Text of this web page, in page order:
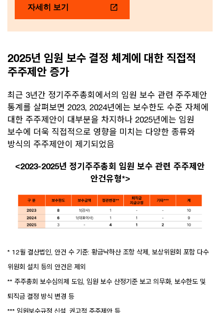
자세히 보기
2025년 임원 보수 결정 체계에 대한 직접적
주주제안 증가
최근 3년간 정기주주총회에서의 임원 보수 관련 주주제안
통계를 살펴보면 2023, 2024년에는 보수한도 수준 자체에
대한 주주제안이 대부분을 차지하나 2025년에는 임원
보수에 더욱 직접적으로 영향을 미치는 다양한 종류와
방식의 주주제안이 제기되었음
<2023-2025년 정기주주총회 임원 보수 관련 주주제안
안건유형*>
* 12월 결산법인, 안건 수 기준: 황금낙하산 조항 삭제, 보상위원회 포함 다수
위원회 설치 등의 안건은 제외
** 주주총회 보수심의제 도입, 임원 보수 산정기준 보고 의무화, 보수한도 및
퇴직금 결정 방식 변경 등
*** 임원보수규정 신설, 권고적 주주제안 등